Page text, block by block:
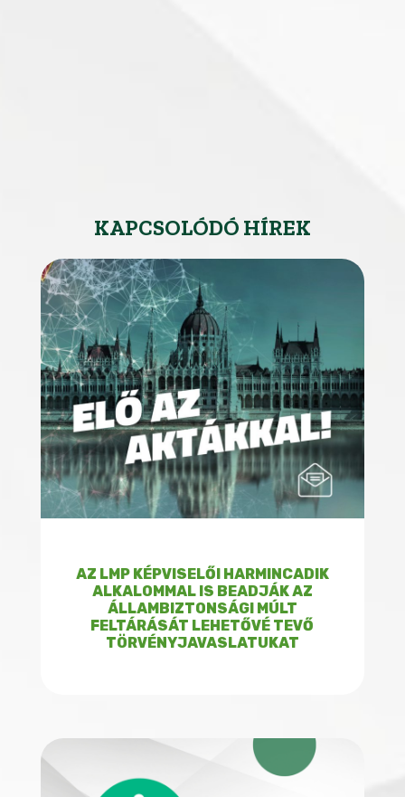
KAPCSOLÓDÓ HÍREK
AZ LMP KÉPVISELŐI HARMINCADIK
ALKALOMMAL IS BEADJÁK AZ
ÁLLAMBIZTONSÁGI MÚLT
FELTÁRÁSÁT LEHETŐVÉ TEVŐ
TÖRVÉNYJAVASLATUKAT